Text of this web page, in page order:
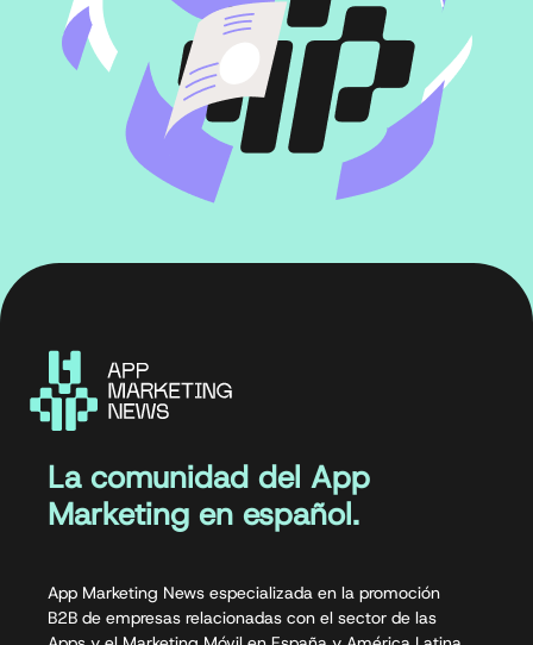
La comunidad del App
Marketing en español.
App Marketing News especializada en la promoción
B2B de empresas relacionadas con el sector de las